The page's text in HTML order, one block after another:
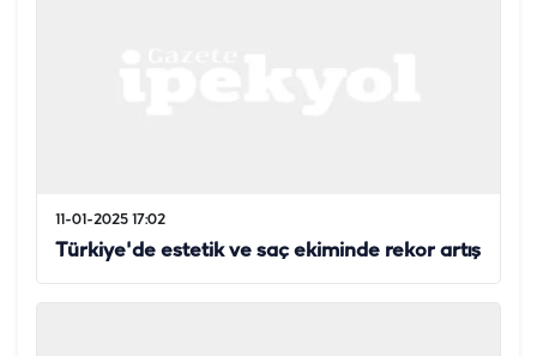
11-01-2025 17:02
Türkiye'de estetik ve saç ekiminde rekor artış